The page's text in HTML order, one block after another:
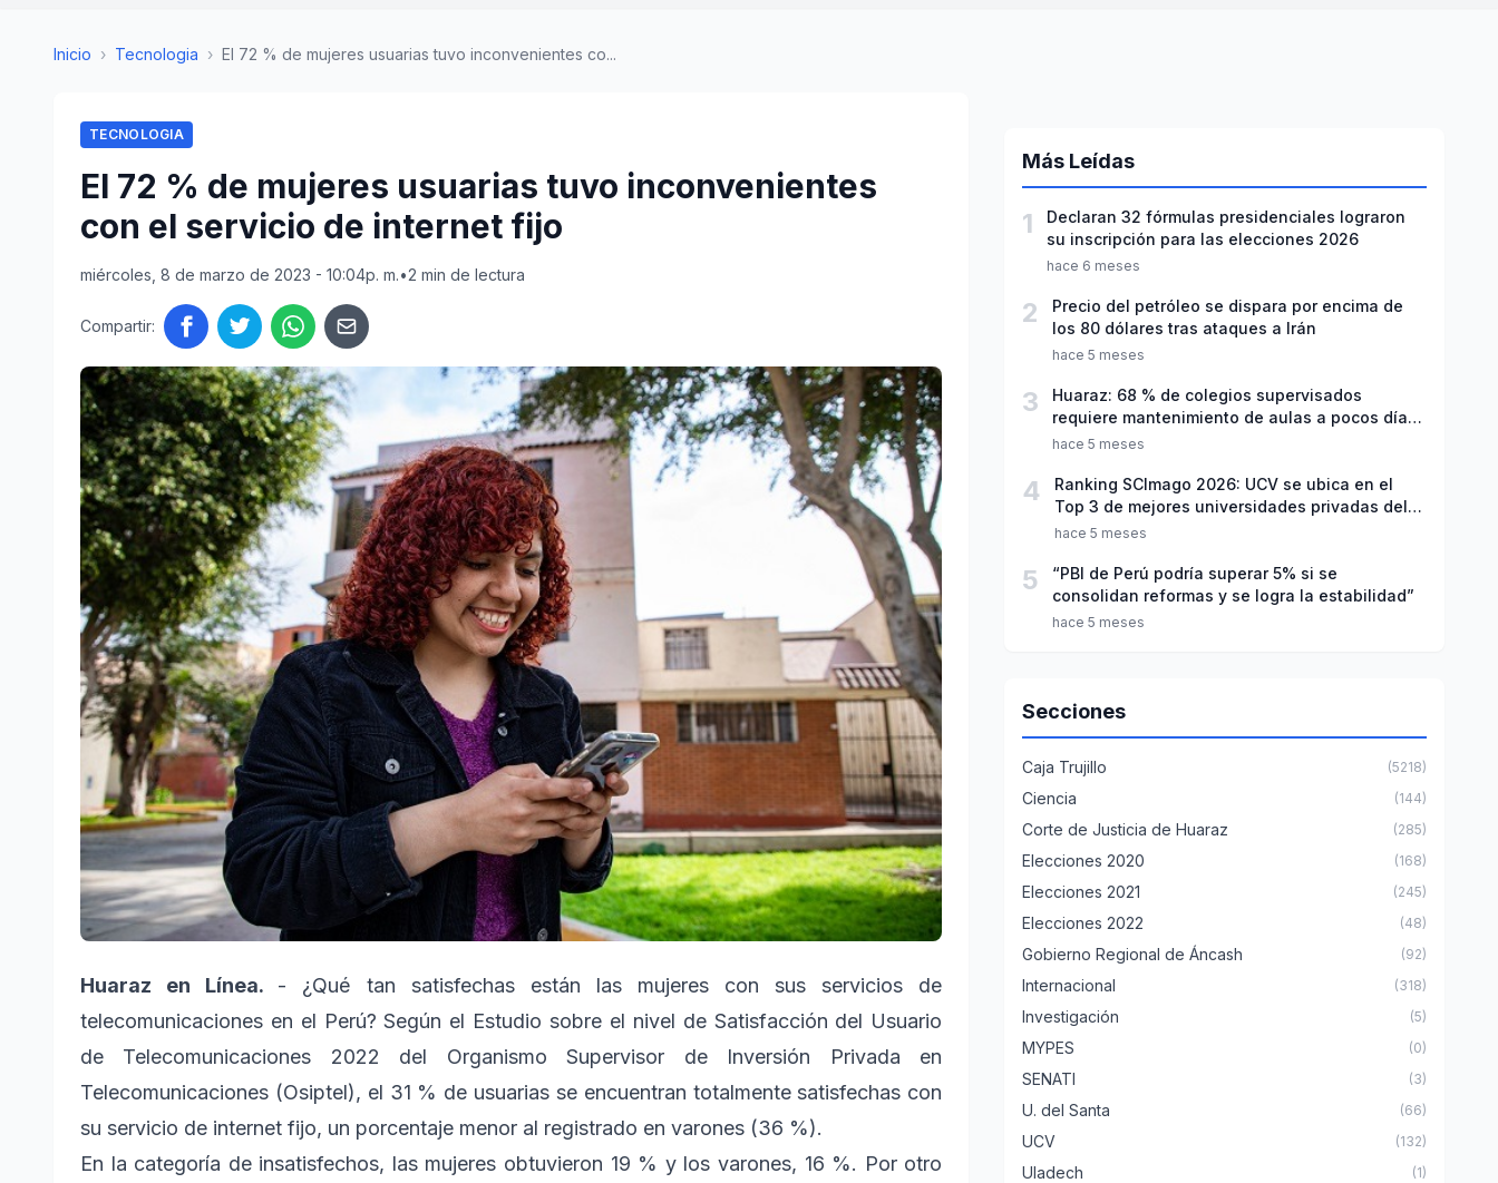
Inicio › Tecnologia › El 72 % de mujeres usuarias tuvo inconvenientes co...
TECNOLOGIA
El 72 % de mujeres usuarias tuvo inconvenientes
con el servicio de internet fijo
miércoles, 8 de marzo de 2023 - 10:04p. m.•2 min de lectura
Compartir:
Huaraz en Línea. - ¿Qué tan satisfechas están las mujeres con sus servicios de
telecomunicaciones en el Perú? Según el Estudio sobre el nivel de Satisfacción del Usuario
de Telecomunicaciones 2022 del Organismo Supervisor de Inversión Privada en
Telecomunicaciones (Osiptel), el 31 % de usuarias se encuentran totalmente satisfechas con
su servicio de internet fijo, un porcentaje menor al registrado en varones (36 %).
En la categoría de insatisfechos, las mujeres obtuvieron 19 % y los varones, 16 %. Por otro
Más Leídas
1
Declaran 32 fórmulas presidenciales lograron
su inscripción para las elecciones 2026
hace 6 meses
2
Precio del petróleo se dispara por encima de
los 80 dólares tras ataques a Irán
hace 5 meses
3
Huaraz: 68 % de colegios supervisados
requiere mantenimiento de aulas a pocos días
de inicio del año escolar 2026
hace 5 meses
4
Ranking SCImago 2026: UCV se ubica en el
Top 3 de mejores universidades privadas del
Perú
hace 5 meses
5
“PBI de Perú podría superar 5% si se
consolidan reformas y se logra la estabilidad”
hace 5 meses
Secciones
Caja Trujillo (5218)
Ciencia (144)
Corte de Justicia de Huaraz (285)
Elecciones 2020 (168)
Elecciones 2021 (245)
Elecciones 2022 (48)
Gobierno Regional de Áncash (92)
Internacional (318)
Investigación (5)
MYPES (0)
SENATI (3)
U. del Santa (66)
UCV (132)
Uladech (1)